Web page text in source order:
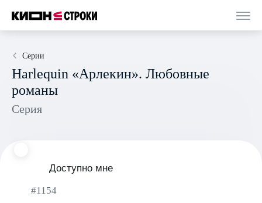
Серии
Harlequin «Арлекин». Любовные
романы
Серия
Доступно мне
#1154